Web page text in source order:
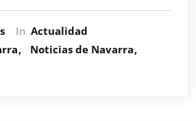
In Actualidad
Noticias de Navarra